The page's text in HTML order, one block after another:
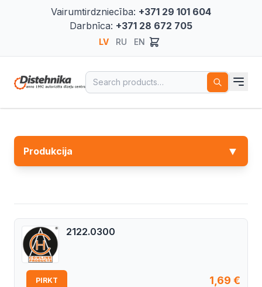
Vairumtirdzniecība: +371 29 101 604
Darbnīca: +371 28 672 705
LV RU EN
Search for:
Produkcija ▼
2122.0300
1,69 €
PIRKT